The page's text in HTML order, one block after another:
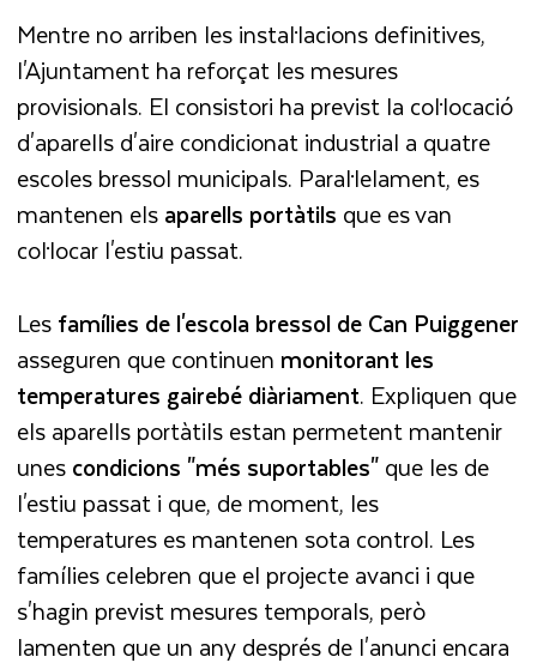
Mentre no arriben les instal·lacions definitives,
l'Ajuntament ha reforçat les mesures
provisionals. El consistori ha previst la col·locació
d'aparells d'aire condicionat industrial a quatre
escoles bressol municipals. Paral·lelament, es
mantenen elsaparells portàtils que es van
col·locar l'estiu passat.
Lesfamílies de l'escola bressol de Can Puiggener
asseguren que continuen monitorant les
temperatures gairebé diàriament. Expliquen que
els aparells portàtils estan permetent mantenir
unescondicions "més suportables"que les de
l'estiu passat i que, de moment, les
temperatures es mantenen sota control. Les
famílies celebren que el projecte avanci i que
s'hagin previst mesures temporals, però
lamenten que un any després de l'anunci encara